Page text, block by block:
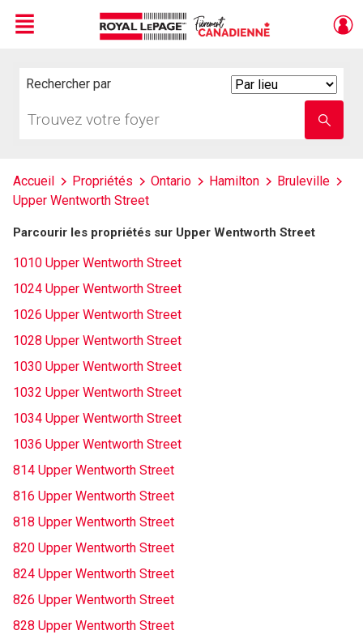
Menu
Rechercher par
votre
nom
Accueil Propriétés Ontario Hamilton
Bruleville
Upper Wentworth Street
Parcourir les propriétés sur Upper Wentworth Street
1010 Upper Wentworth Street
1024 Upper Wentworth Street
1026 Upper Wentworth Street
1028 Upper Wentworth Street
1030 Upper Wentworth Street
1032 Upper Wentworth Street
1034 Upper Wentworth Street
1036 Upper Wentworth Street
814 Upper Wentworth Street
816 Upper Wentworth Street
818 Upper Wentworth Street
820 Upper Wentworth Street
824 Upper Wentworth Street
826 Upper Wentworth Street
828 Upper Wentworth Street